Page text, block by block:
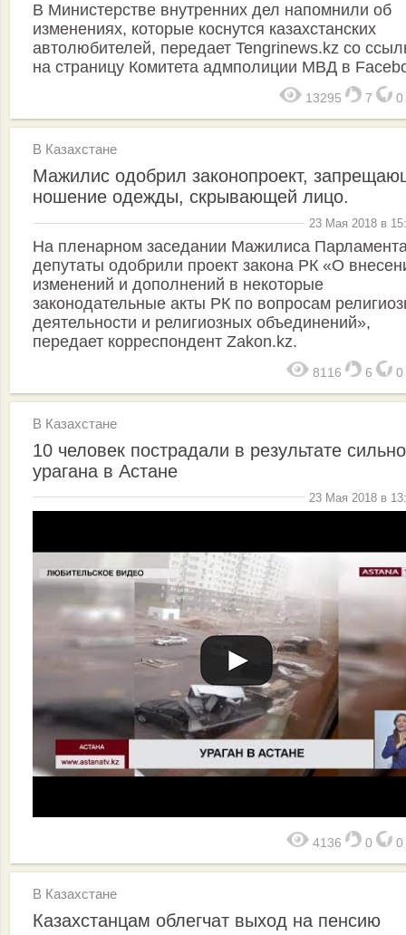
В Министерстве внутренних дел напомнили об
изменениях, которые коснутся казахстанских
автолюбителей, передает Tengrinews.kz со
на страницу Комитета адмполиции МВД в
13295 7 0
В Казахстане
Мажилис одобрил законопроект,
ношение одежды, скрывающей лицо.
23 Мая 2018 в
На пленарном заседании Мажилиса
депутаты одобрили проект закона РК «О
изменений и дополнений в некоторые
законодательные акты РК по вопросам
деятельности и религиозных объединений»,
передает корреспондент Zakon.kz.
8116 6 0
В Казахстане
10 человек пострадали в результате
урагана в Астане
23 Мая 2018 в
4136 0 0
В Казахстане
Казахстанцам облегчат выход на пенсию